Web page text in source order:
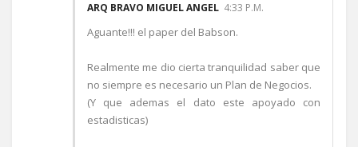
ARQ BRAVO MIGUEL ANGEL 4:33 P.M.
Aguante!!! el paper del Babson.
Realmente me dio cierta tranquilidad saber que
no siempre es necesario un Plan de Negocios.
(Y que ademas el dato este apoyado con
estadisticas)